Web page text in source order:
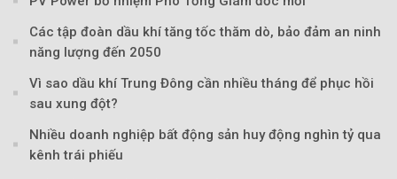
Các tập đoàn dầu khí tăng tốc thăm dò, bảo đảm an ninh
năng lượng đến 2050
Vì sao dầu khí Trung Đông cần nhiều tháng để phục hồi
sau xung đột?
Nhiều doanh nghiệp bất động sản huy động nghìn tỷ qua
kênh trái phiếu